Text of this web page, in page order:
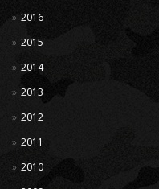
2016
2015
2014
2013
2012
2011
2010